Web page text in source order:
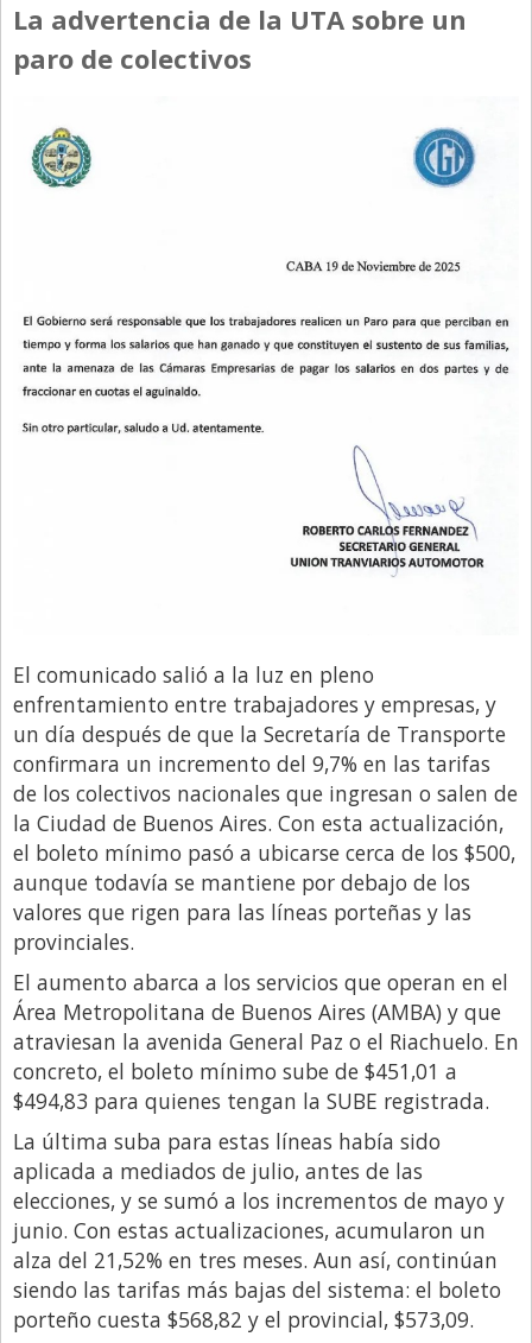
Responsabilidad Social
Salidas
Show Business
Sociedad
Viajes
La advertencia de la UTA sobre un
paro de colectivos
El comunicado salió a la luz en pleno
enfrentamiento entre trabajadores y empresas, y
un día después de que la Secretaría de Transporte
confirmara un incremento del 9,7% en las tarifas
de los colectivos nacionales que ingresan o salen de
la Ciudad de Buenos Aires. Con esta actualización,
el boleto mínimo pasó a ubicarse cerca de los $500,
aunque todavía se mantiene por debajo de los
valores que rigen para las líneas porteñas y las
provinciales.
El aumento abarca a los servicios que operan en el
Área Metropolitana de Buenos Aires (AMBA) y que
atraviesan la avenida General Paz o el Riachuelo. En
concreto, el boleto mínimo sube de $451,01 a
$494,83 para quienes tengan la SUBE registrada.
La última suba para estas líneas había sido
aplicada a mediados de julio, antes de las
elecciones, y se sumó a los incrementos de mayo y
junio. Con estas actualizaciones, acumularon un
alza del 21,52% en tres meses. Aun así, continúan
siendo las tarifas más bajas del sistema: el boleto
porteño cuesta $568,82 y el provincial, $573,09.